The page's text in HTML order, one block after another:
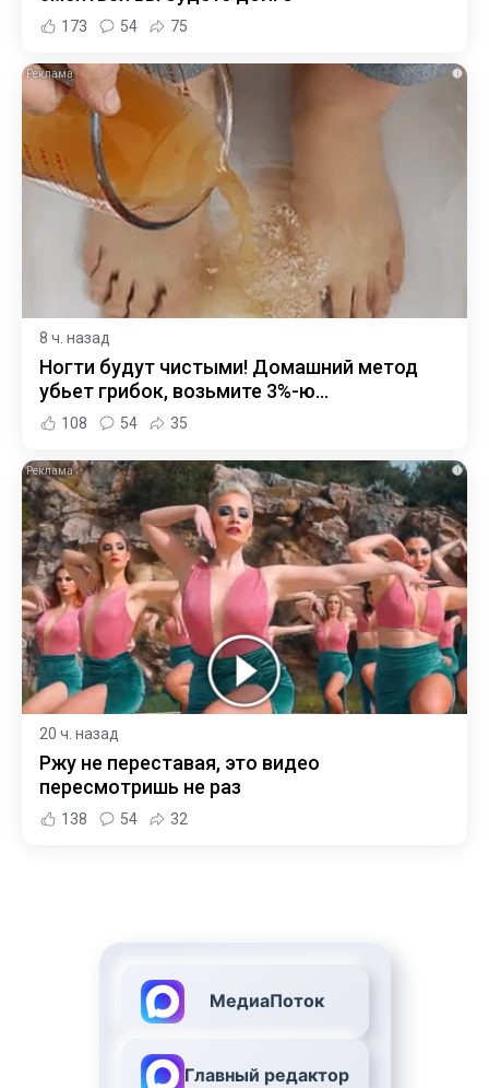
173 54 75
i
8 ч. назад
Ногти будут чистыми! Домашний метод
убьет грибок, возьмите 3%-ю…
108 54 35
i
20 ч. назад
Ржу не переставая, это видео
пересмотришь не раз
138 54 32
МедиаПоток
Главный редактор